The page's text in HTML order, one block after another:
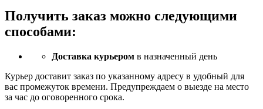
Получить заказ можно следующими
способами:
Доставка курьером в назначенный день
Курьер доставит заказ по указанному адресу в удобный для
вас промежуток времени. Предупреждаем о выезде на место
за час до оговоренного срока.